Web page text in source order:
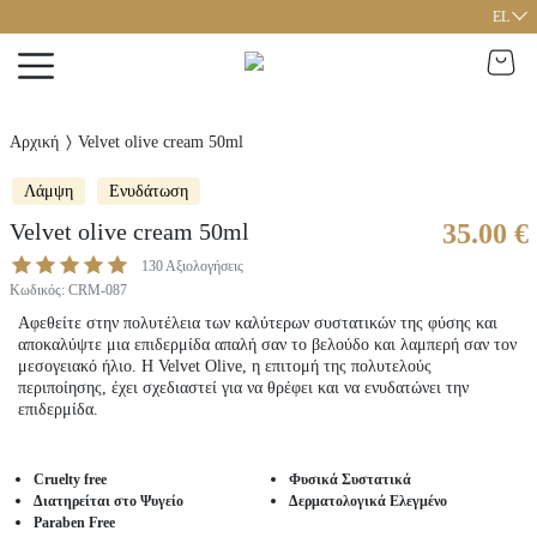
EL
Αρχική Velvet olive cream 50ml
Λάμψη Ενυδάτωση
Velvet olive cream 50ml
130Αξιολογήσεις
Κωδικός: CRM-087
35.00 €
Αφεθείτε στην πολυτέλεια των καλύτερων συστατικών της φύσης και
αποκαλύψτε μια επιδερμίδα απαλή σαν το βελούδο και λαμπερή σαν τον
μεσογειακό ήλιο. H Velvet Olive, η επιτομή της πολυτελούς
περιποίησης, έχει σχεδιαστεί για να θρέφει και να ενυδατώνει την
επιδερμίδα.
Cruelty free
Διατηρείται στο Ψυγείο
Paraben Free
Φυσικά Συστατικά
Δερματολογικά Ελεγμένο